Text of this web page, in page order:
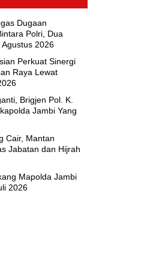
Dugaan
Polri, Dua
Agustus 2026
Perkuat Sinergi
Raya Lewat
Brigjen Pol. K.
Jambi Yang
Cair, Mantan
Jabatan dan Hijrah
Mapolda Jambi
2026